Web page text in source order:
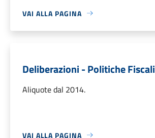
VAI ALLA PAGINA
Deliberazioni - Politiche Fiscali
Aliquote dal 2014.
VAI ALLA PAGINA